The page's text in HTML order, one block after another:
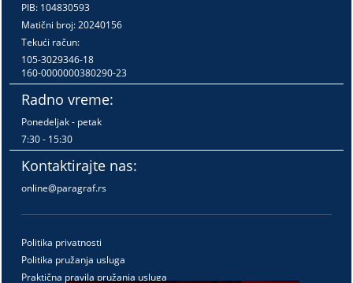
PIB: 104830593
Matični broj: 20240156
Tekući račun:
105-3029346-18
160-0000000380290-23
Radno vreme:
Ponedeljak - petak
7:30 - 15:30
Kontaktirajte nas:
online@paragraf.rs
Politika privatnosti
Politika pružanja usluga
Praktična pravila pružanja usluga